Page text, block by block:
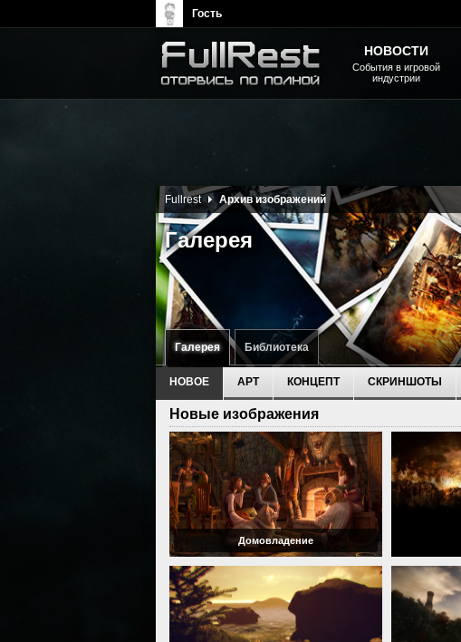
Галерея Библиотека
Галерея
Fullrest Архив изображений
НОВОЕ АРТ КОНЦЕПТ СКРИНШОТЫ
Новые изображения
Домовладение
НОВОСТИ
События в игровой
индустрии
Гость